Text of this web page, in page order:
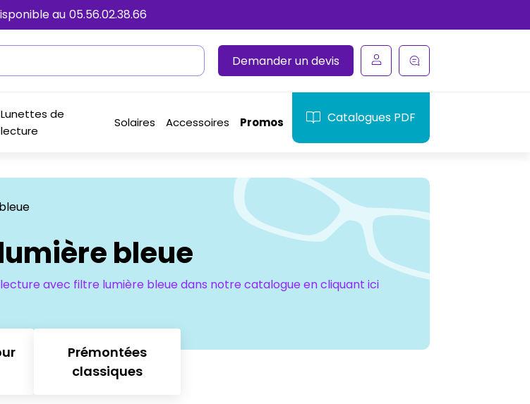
au 05.56.02.38.66
Demander un devis
Lunettes de
lecture
Solaires Accessoires Promos Catalogues PDF
bleue
avec filtre lumière bleue dans notre catalogue en cliquant ici
Prémontées
classiques